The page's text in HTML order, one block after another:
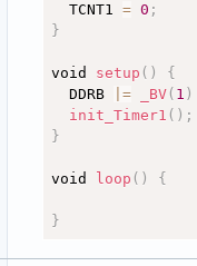
  TCNT1
= 0 ;
}
void setup ( )
{
  DDRB
= _BV( 1 )
init_Timer1 ( ) ;
}
void loop ( ) {
}